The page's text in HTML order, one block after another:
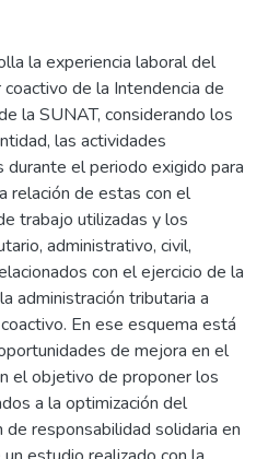
la experiencia laboral del
de la Intendencia de
la SUNAT, considerando los
las actividades
el periodo exigido para
relación de estas con el
trabajo utilizadas y los
administrativo, civil,
con el ejercicio de la
administración tributaria a
En ese esquema está
de mejora en el
el objetivo de proponer los
a la optimización del
responsabilidad solidaria en